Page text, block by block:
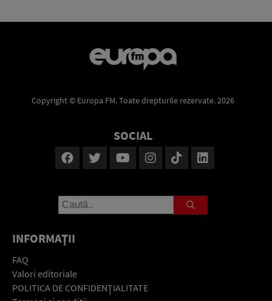
Copyright © Europa FM. Toate drepturile rezervate. 2026
SOCIAL
INFORMAŢII
FAQ
Valori editoriale
POLITICA DE CONFIDENŢIALITATE